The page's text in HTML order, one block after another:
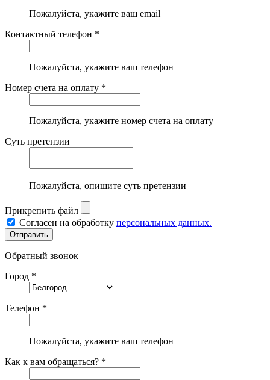
Пожалуйста, укажите ваш email
Контактный телефон *
Пожалуйста, укажите ваш телефон
Номер счета на оплату *
Пожалуйста, укажите номер счета на оплату
Суть претензии
Пожалуйста, опишите суть претензии
Прикрепить файл
Согласен на обработку персональных данных.
Обратный звонок
Город *
Телефон *
Пожалуйста, укажите ваш телефон
Как к вам обращаться? *